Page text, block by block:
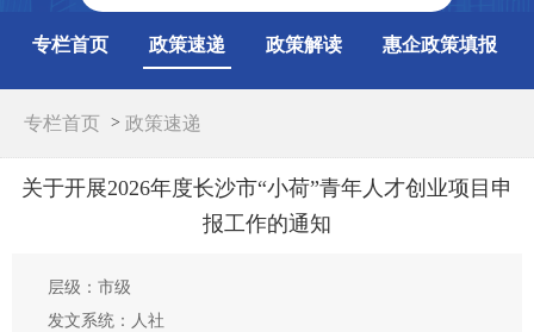
专栏首页 政策速递 政策解读 惠企政策填报
专栏首页 > 政策速递
关于开展2026年度长沙市“小荷”青年人才创业项目申
报工作的通知
层级：市级
发文系统：人社